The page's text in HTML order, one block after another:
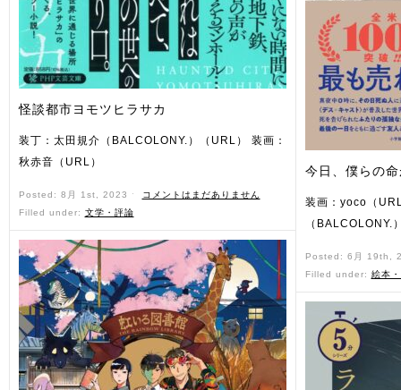
怪談都市ヨモツヒラサカ
装丁：太田規介（BALCOLONY.）（URL） 装画：
秋赤音（URL）
Posted: 8月 1st, 2023 ˑ
コメントはまだありません
Filled under: 文学・評論
今日、僕らの
装画：yoco（
（BALCOLONY.
Posted: 6月 19th,
Filled under: 絵本